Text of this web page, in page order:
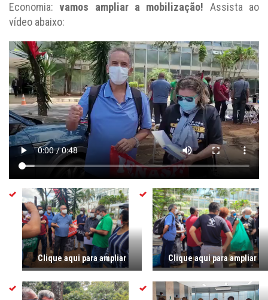
Economia:vamos ampliar a mobilização! Assista ao
vídeo abaixo:
Clique aqui para ampliar Clique aqui para ampliar